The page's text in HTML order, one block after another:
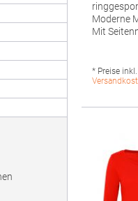
Moderne
Mit
des
Kann
über der
Material mit
Wear
g/
100%
* Preise